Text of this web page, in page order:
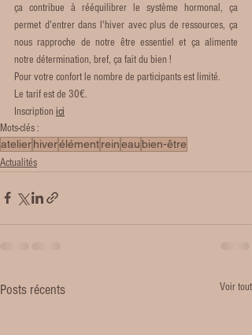
ça contribue à rééquilibrer le système hormonal, ça
permet d'entrer dans l'hiver avec plus de ressources, ça
nous rapproche de notre être essentiel et ça alimente
notre détermination, bref, ça fait du bien !
Pour votre confort le nombre de participants est limité.
Le tarif est de 30€.
Inscription ici
Mots-clés :
atelierhiverélémentreineau bien-être
Actualités
Posts récents Voir tout